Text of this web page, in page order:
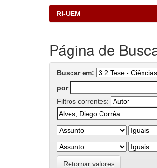
RI-UEM
Página de
Buscar em:
por
Filtros correntes:
Retornar valores